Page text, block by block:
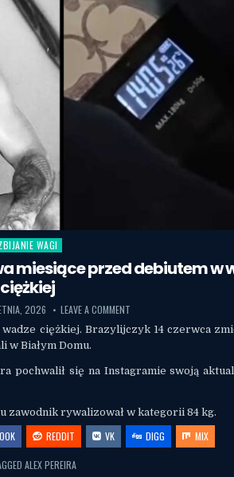
inWAGI
miesiące przed debiutem w
ciężkiej
2026 LEAVE A COMMENT
ciężkiej. Brazylijczyk 14 czerwca
w Białym Domu.
pochwalił się na Instagramie swoją
rywalizował w kategorii 84 kg.
REDDIT VK DIGG MIX
ALEX PEREIRA